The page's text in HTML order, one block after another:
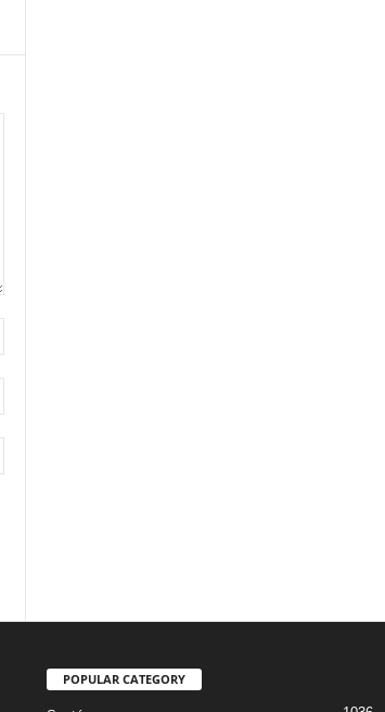
POPULAR CATEGORY